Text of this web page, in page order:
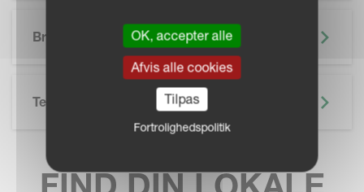
Brochure
Teknisk Specifikation
OK, accepter alle
Afvis alle cookies
Tilpas
Fortrolighedspolitik